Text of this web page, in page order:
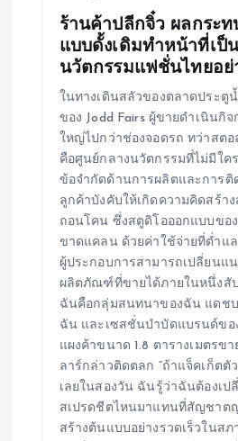
ร้านค้าปลีกจิ๋ว ผลกระ
แบบดั้งเดิมทำหน้าที่เป็
นวัตกรรมแฟชั่นไทยอย่
ในทางเดินสลัวของตลาดประตู
ของ Jodd Fairs ผู้ขายดำเนินกิ
ใหญ่ไปกว่าช่องจอดรถ ทว่าสต
คือศูนย์กลางนวัตกรรมที่ไม่มีใค
ข้อจำกัดด้านการผลิตและการติ
ลูกค้าบังคับให้เกิดความคิดสร้า
ถอนโคน ซึ่งสตูดิโอออกแบบขอ
ขาดแคลน ด้วยค่าใช้จ่ายที่ต่ำแ
ผู้ประกอบการสามารถเปลี่ยนแ
ผลิตภัณฑ์ที่ขายได้ภายในหนึ่งสัป
ฉันคือกลุ่มสนทนาของฉัน แดชบ
ฉัน และเซสชั่นบำบัดแบรนด์ขอ
แผงค้าขนาด 1.8 ตารางเมตรข
ลาร์กล่าวติดตลก “ถ้าแจ็คเก็ตตั
เลยในสองวัน ฉันรู้ว่าฉันต้องเป
สเปรดชีตไหนมาแทนที่สัญชาต
สร้างต้นแบบอย่างรวดเร็วในส